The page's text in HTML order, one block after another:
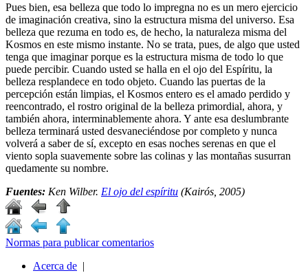
Pues bien, esa belleza que todo lo impregna no es un mero ejercicio
de imaginación creativa, sino la estructura misma del universo. Esa
belleza que rezuma en todo es, de hecho, la naturaleza misma del
Kosmos en este mismo instante. No se trata, pues, de algo que usted
tenga que imaginar porque es la estructura misma de todo lo que
puede percibir. Cuando usted se halla en el ojo del Espíritu, la
belleza resplandece en todo objeto. Cuando las puertas de la
percepción están limpias, el Kosmos entero es el amado perdido y
reencontrado, el rostro original de la belleza primordial, ahora, y
también ahora, interminablemente ahora. Y ante esa deslumbrante
belleza terminará usted desvaneciéndose por completo y nunca
volverá a saber de sí, excepto en esas noches serenas en que el
viento sopla suavemente sobre las colinas y las montañas susurran
quedamente su nombre.
Fuentes: Ken Wilber. El ojo del espíritu (Kairós, 2005)
Normas para publicar comentarios
Acerca de |